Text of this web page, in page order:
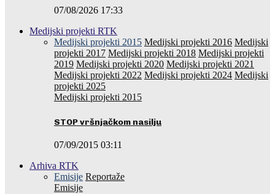
07/08/2026 17:33
Medijski projekti RTK
Medijski projekti 2015 Medijski projekti 2016 Medijski
projekti 2017 Medijski projekti 2018 Medijski projekti
2019 Medijski projekti 2020 Medijski projekti 2021
Medijski projekti 2022 Medijski projekti 2024 Medijski
projekti 2025
Medijski projekti 2015
STOP vršnjačkom nasilju
07/09/2015 03:11
Arhiva RTK
Emisije Reportaže
Emisije